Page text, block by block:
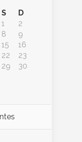
S
D
1
2
8
9
15
16
22
23
29
30